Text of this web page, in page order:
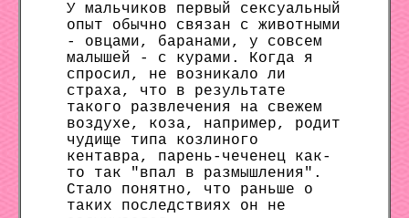
У мальчиков первый сексуальный
опыт обычно связан с животными
- овцами, баранами, у совсем
малышей - с курами. Когда я
спросил, не возникало ли
страха, что в результате
такого развлечения на свежем
воздухе, коза, например, родит
чудище типа козлиного
кентавра, парень-чеченец как-
то так "впал в размышления".
Стало понятно, что раньше о
таких последствиях он не